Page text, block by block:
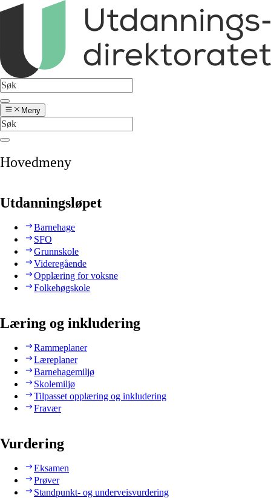
Meny
Hovedmeny
Utdanningsløpet
Barnehage
SFO
Grunnskole
Videregående
Opplæring for voksne
Folkehøgskole
Læring og inkludering
Rammeplaner
Læreplaner
Barnehagemiljø
Skolemiljø
Tilpasset opplæring og inkludering
Fravær
Vurdering
Eksamen
Prøver
Standpunkt- og underveisvurdering